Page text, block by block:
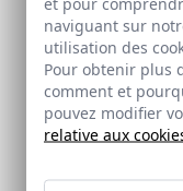
naviguant sur
utilisation des
Pour obtenir plus
comment et
pouvez modifier
relative aux